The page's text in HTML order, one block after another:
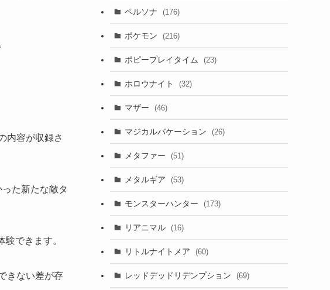
内容が収録さ
た新たな敵タ
できます。
きない差が存
ペルソナ (176)
ポケモン (216)
ポピープレイタイム (23)
ホロウナイト (32)
マザー (46)
マジカルバケーション (26)
メタファー (51)
メタルギア (53)
モンスターハンター (173)
リアニマル (16)
リトルナイトメア (60)
レッドデッドリデンプション (69)